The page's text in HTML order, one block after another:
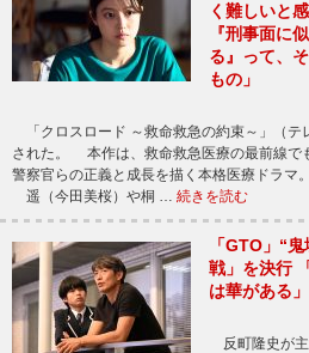
く難しいと
『刑事面に
る』って、
もの」
「クロスロード ～救命救急の約束～」（テ
された。 本作は、救命救急医療の最前線で
警察官らの正義と成長を描く本格医療ドラマ
遥（今田美桜）や桐 … 続きを読む
「GTO」“
戦」を決行
は華がある
反町隆史が主